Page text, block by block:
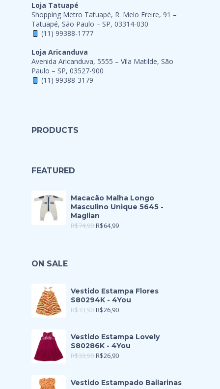
Loja Tatuapé
Shopping Metro Tatuapé, R. Melo Freire, 91 –
Tatuapé, São Paulo – SP, 03314-030
(11) 99388-1777
Loja Aricanduva
Avenida Aricanduva, 5555 – Vila Matilde, São
Paulo – SP, 03527-900
(11) 99388-3179
PRODUCTS
FEATURED
Macacão Malha Longo
Masculino Unique 5645 -
Maglian
R$74,90 R$64,99
ON SALE
Vestido Estampa Flores
S80294K - 4You
R$33,90 R$26,90
Vestido Estampa Lovely
S80286K - 4You
R$33,90 R$26,90
Vestido Estampado Bailarinas